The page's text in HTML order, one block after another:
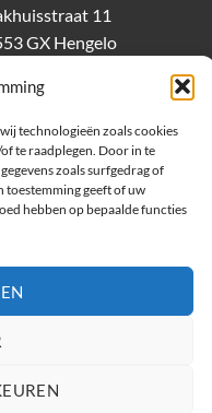
technologieën zoals cookies
te raadplegen. Door in te
zoals surfgedrag of
toestemming geeft of uw
hebben op bepaalde functies
11
GX Hengelo
ons op Youtube